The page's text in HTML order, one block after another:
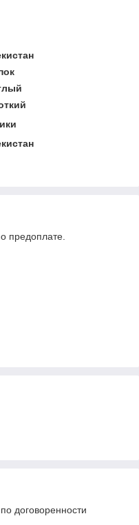
предоплате.
договоренности